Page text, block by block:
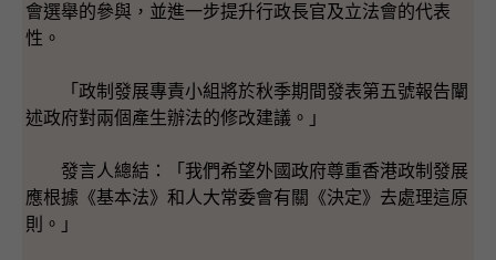
會選舉的參與，並進一步提升行政長官及立法會的代表
性。
「政制發展專責小組將於秋季期間發表第五號報告闡
述政府對兩個產生辦法的修改建議。」
發言人總結：「我們希望外國政府尊重香港政制發展
應根據《基本法》和人大常委會有關《決定》去處理這原
則。」